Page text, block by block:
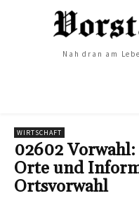
Nah dran am
WIRTSCHAFT
02602
Orte und
Ortsvorwahl